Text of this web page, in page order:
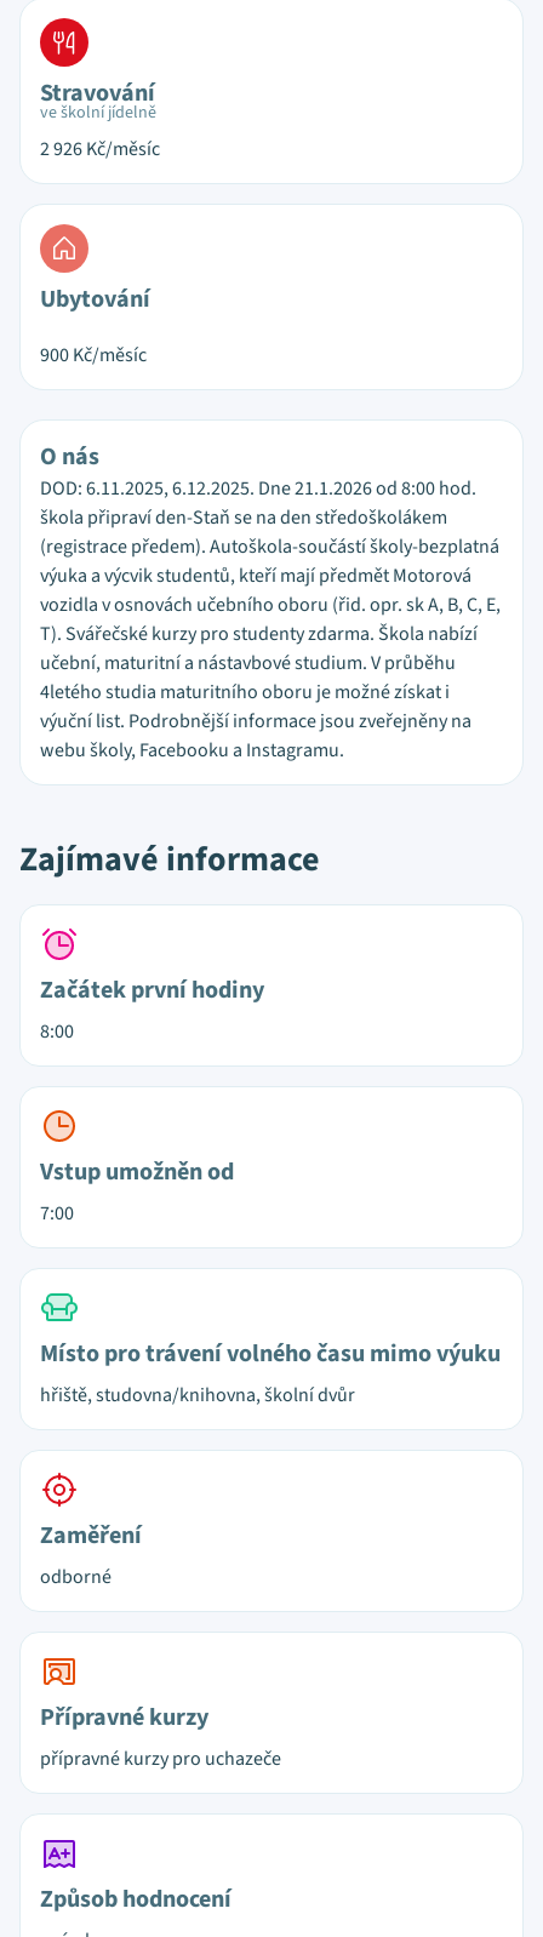
Stravování
ve školní jídelně
2 926Kč/měsíc
Ubytování
900Kč/měsíc
O nás
DOD: 6.11.2025, 6.12.2025. Dne 21.1.2026 od 8:00 hod.
škola připraví den-Staň se na den středoškolákem
(registrace předem). Autoškola-součástí školy-bezplatná
výuka a výcvik studentů, kteří mají předmět Motorová
vozidla v osnovách učebního oboru (řid. opr. sk A, B, C, E,
T). Svářečské kurzy pro studenty zdarma. Škola nabízí
učební, maturitní a nástavbové studium. V průběhu
4letého studia maturitního oboru je možné získat i
výuční list. Podrobnější informace jsou zveřejněny na
webu školy, Facebooku a Instagramu.
Zajímavé informace
Začátek první hodiny
8:00
Vstup umožněn od
7:00
Místo pro trávení volného času mimo výuku
hřiště, studovna/knihovna, školní dvůr
Zaměření
odborné
Přípravné kurzy
přípravné kurzy pro uchazeče
Způsob hodnocení